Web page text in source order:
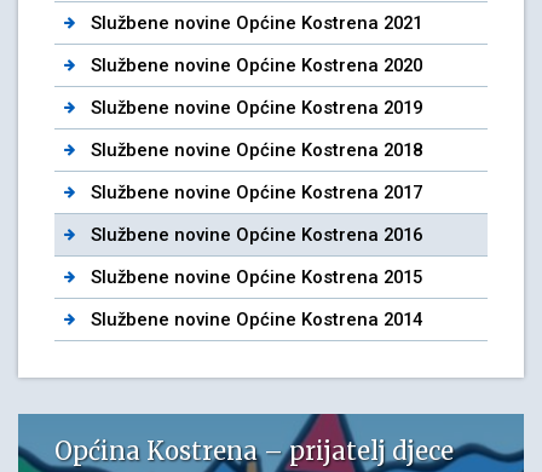
Službene novine Općine Kostrena 2021
Službene novine Općine Kostrena 2020
Službene novine Općine Kostrena 2019
Službene novine Općine Kostrena 2018
Službene novine Općine Kostrena 2017
Službene novine Općine Kostrena 2016
Službene novine Općine Kostrena 2015
Službene novine Općine Kostrena 2014
Općina Kostrena – prijatelj djece